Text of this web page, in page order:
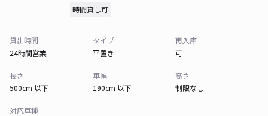
時間貸し可
貸出時間
24時間営業
タイプ
平置き
再入庫
可
長さ
500cm 以下
車幅
190cm 以下
高さ
制限なし
対応車種